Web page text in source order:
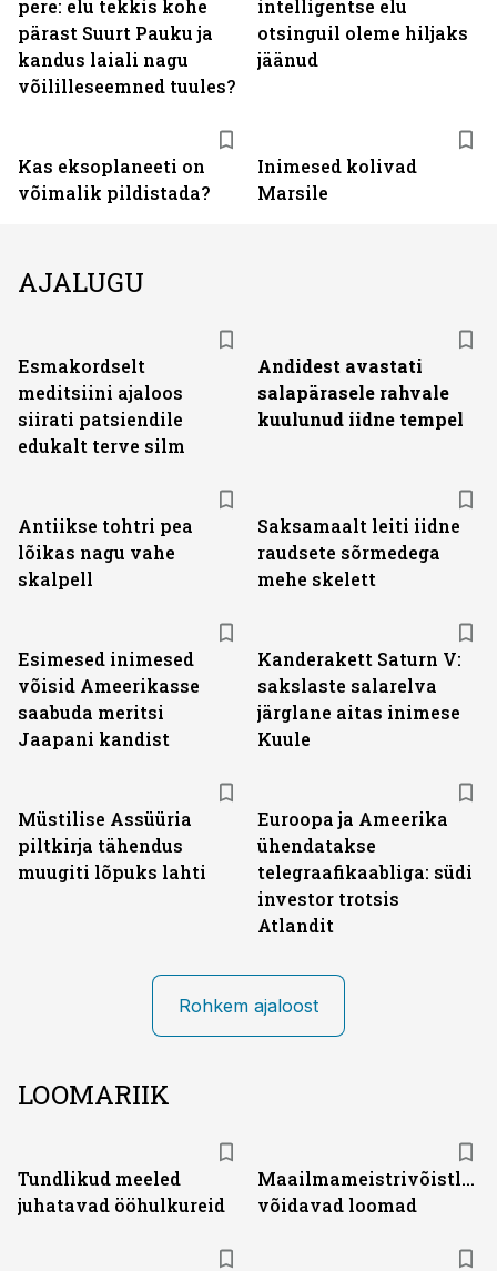
pere: elu tekkis kohe
pärast Suurt Pauku ja
kandus laiali nagu
võililleseemned tuules?
intelligentse elu
otsinguil oleme hiljaks
jäänud
Kas eksoplaneeti on
võimalik pildistada?
Inimesed kolivad
Marsile
AJALUGU
Esmakordselt
meditsiini ajaloos
siirati patsiendile
edukalt terve silm
Andidest avastati
salapärasele rahvale
kuulunud iidne tempel
Antiikse tohtri pea
lõikas nagu vahe
skalpell
Saksamaalt leiti iidne
raudsete sõrmedega
mehe skelett
Esimesed inimesed
võisid Ameerikasse
saabuda meritsi
Jaapani kandist
Kanderakett Saturn V:
sakslaste salarelva
järglane aitas inimese
Kuule
Müstilise Assüüria
piltkirja tähendus
muugiti lõpuks lahti
Euroopa ja Ameerika
ühendatakse
telegraafikaabliga: südi
investor trotsis
Atlandit
Rohkem ajaloost
LOOMARIIK
Tundlikud meeled
juhatavad ööhulkureid
võidavad loomad